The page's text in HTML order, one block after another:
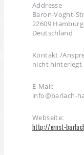
Addresse
Baron-Voght-
22609 Hamburg
Deutschland
Kontakt /
nicht hinterlegt
E-Mail:
info@barlach-
Webseite:
http://ernst-